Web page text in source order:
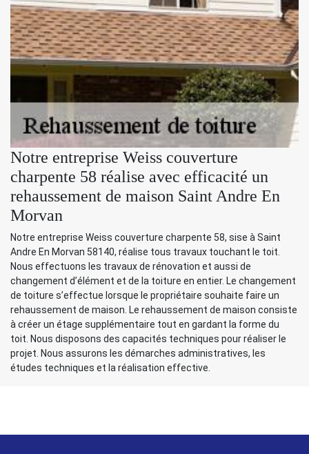
Notre entreprise Weiss couverture
charpente 58 réalise avec efficacité un
rehaussement de maison Saint Andre En
Morvan
Notre entreprise Weiss couverture charpente 58, sise à Saint
Andre En Morvan 58140, réalise tous travaux touchant le toit.
Nous effectuons les travaux de rénovation et aussi de
changement d’élément et de la toiture en entier. Le changement
de toiture s’effectue lorsque le propriétaire souhaite faire un
rehaussement de maison. Le rehaussement de maison consiste
à créer un étage supplémentaire tout en gardant la forme du
toit. Nous disposons des capacités techniques pour réaliser le
projet. Nous assurons les démarches administratives, les
études techniques et la réalisation effective.